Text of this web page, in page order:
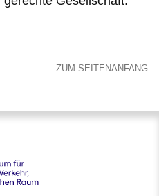
ZUM SEITENANFANG
der Justiz und für